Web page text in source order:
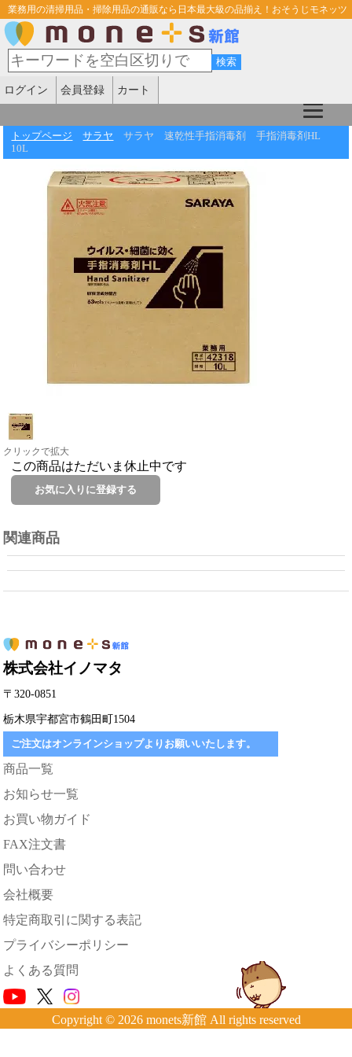
業務用の清掃用品・掃除用品の通販なら日本最大級の品揃え！おそうじモネッツ
ログイン 会員登録 カート
トップページ サラヤ
サラヤ 速乾性手指消毒剤 手指消毒剤HL
10L
クリックで拡大
この商品はただいま休止中です
関連商品
株式会社イノマタ
〒320-0851
栃木県宇都宮市鶴田町1504
ご注文はオンラインショップよりお願いいたします。
商品一覧
お知らせ一覧
お買い物ガイド
FAX注文書
問い合わせ
会社概要
特定商取引に関する表記
プライバシーポリシー
よくある質問
Copyright © 2026 monets新館 All rights reserved